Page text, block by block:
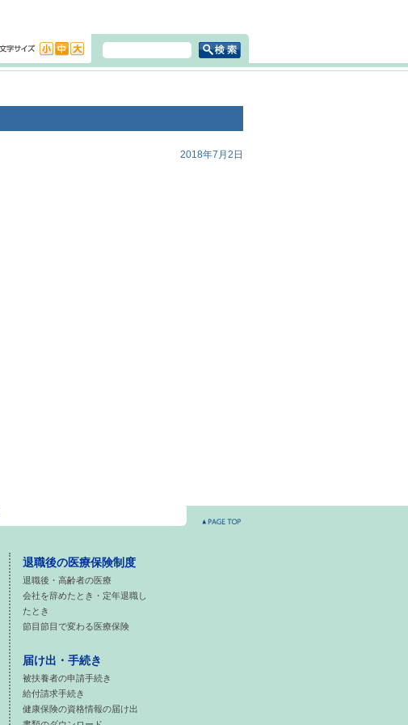
2018年7月2日
退職後の医療保険制度
退職後・高齢者の医療
会社を辞めたとき・定年退職し
たとき
節目節目で変わる医療保険
届け出・手続き
被扶養者の申請手続き
給付請求手続き
健康保険の資格情報の届け出